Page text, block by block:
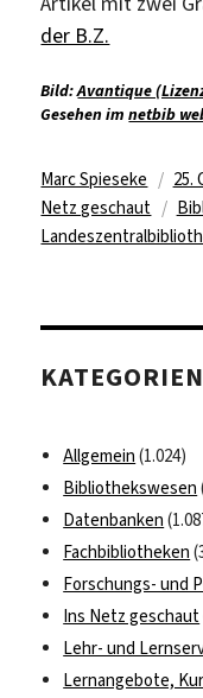
der B.Z.
Bild:Avantique
Gesehen imnetbib
Autor
Marc Spieseke
am
25.
Netz geschaut
KATEGORIEN
Allgemein (1.024)
Bibliothekswesen
Datenbanken
Fachbibliotheken
Forschungs- und
Ins Netz geschaut
Lehr- und
Lernangebote,